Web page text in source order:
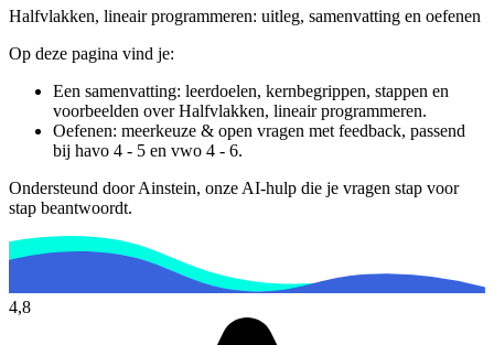
Halfvlakken, lineair programmeren: uitleg, samenvatting en oefenen
Op deze pagina vind je:
Een samenvatting: leerdoelen, kernbegrippen, stappen en
voorbeelden overHalfvlakken, lineair programmeren.
Oefenen: meerkeuze & open vragen met feedback, passend
bij havo 4 - 5 en vwo 4 - 6.
Ondersteund door Ainstein, onze AI-hulp die je vragen stap voor
stap beantwoordt.
4,8